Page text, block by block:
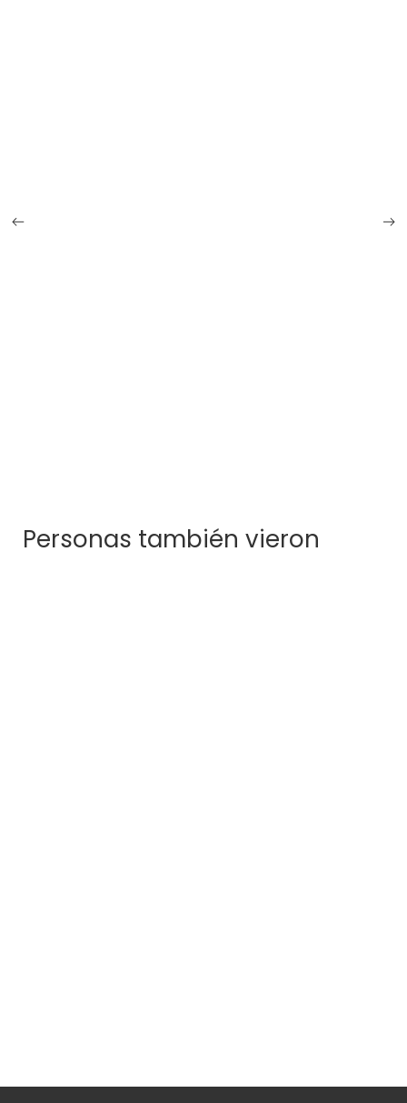
Personas también vieron